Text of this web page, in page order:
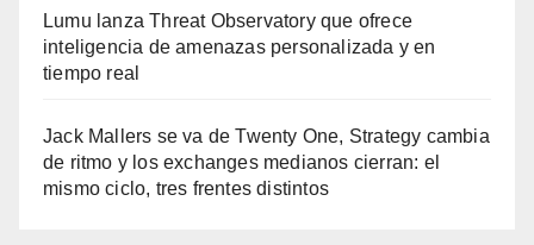
Lumu lanza Threat Observatory que ofrece
inteligencia de amenazas personalizada y en
tiempo real
Jack Mallers se va de Twenty One, Strategy cambia
de ritmo y los exchanges medianos cierran: el
mismo ciclo, tres frentes distintos